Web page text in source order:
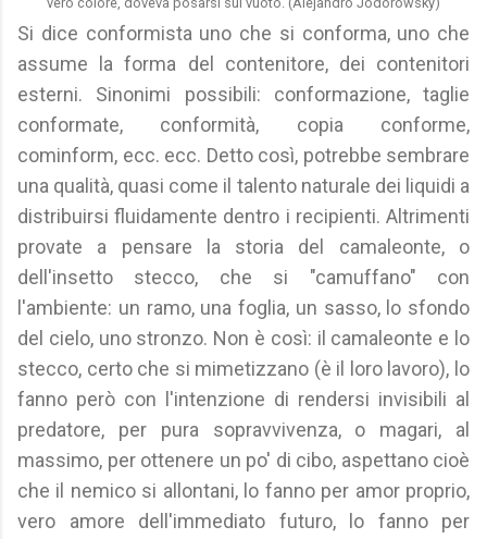
Si dice conformista uno che si conforma, uno che
assume la forma del contenitore, dei contenitori
esterni. Sinonimi possibili: conformazione, taglie
conformate, conformità, copia conforme,
cominform, ecc. ecc. Detto così, potrebbe sembrare
una qualità, quasi come il talento naturale dei liquidi a
distribuirsi fluidamente dentro i recipienti. Altrimenti
provate a pensare la storia del camaleonte, o
dell'insetto stecco, che si "camuffano" con
l'ambiente: un ramo, una foglia, un sasso, lo sfondo
del cielo, uno stronzo. Non è così: il camaleonte e lo
stecco, certo che si mimetizzano (è il loro lavoro), lo
fanno però con l'intenzione di rendersi invisibili al
predatore, per pura sopravvivenza, o magari, al
massimo, per ottenere un po' di cibo, aspettano cioè
che il nemico si allontani, lo fanno per amor proprio,
vero amore dell'immediato futuro, lo fanno per